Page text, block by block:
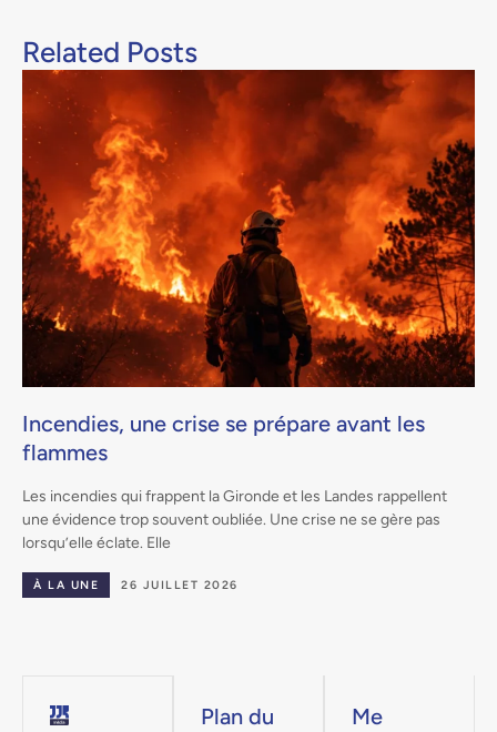
Related Posts
Incendies, une crise se prépare avant les
flammes
Les incendies qui frappent la Gironde et les Landes rappellent
une évidence trop souvent oubliée. Une crise ne se gère pas
lorsqu’elle éclate. Elle
26 JUILLET 2026
À LA UNE
Plan du
Me